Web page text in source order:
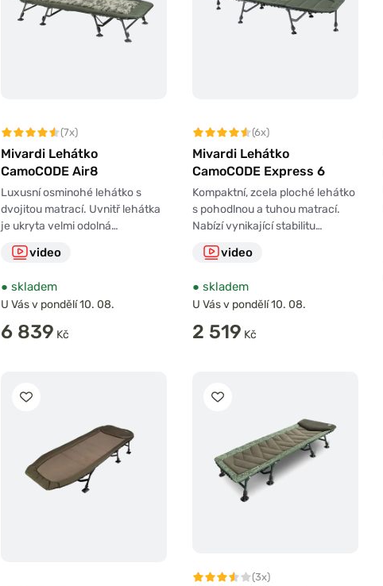
(7x)
Mivardi Lehátko
CamoCODE Air8
Luxusní osminohé lehátko s
dvojitou matrací. Uvnitř lehátka
je ukryta velmi odolná…
video
● skladem
U Vás v pondělí 10. 08.
6 839 Kč
(6x)
Mivardi Lehátko
CamoCODE Express 6
Kompaktní, zcela ploché lehátko
s pohodlnou a tuhou matrací.
Nabízí vynikající stabilitu…
video
● skladem
U Vás v pondělí 10. 08.
2 519 Kč
(3x)